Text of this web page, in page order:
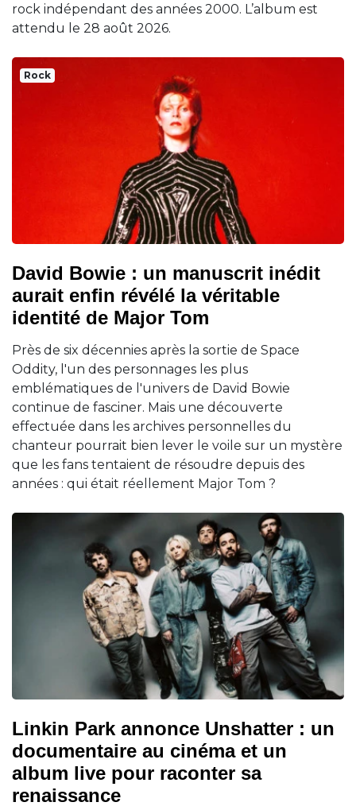
rock indépendant des années 2000. L’album est
attendu le 28 août 2026.
Rock
David Bowie : un manuscrit inédit
aurait enfin révélé la véritable
identité de Major Tom
Près de six décennies après la sortie de Space
Oddity, l'un des personnages les plus
emblématiques de l'univers de David Bowie
continue de fasciner. Mais une découverte
effectuée dans les archives personnelles du
chanteur pourrait bien lever le voile sur un mystère
que les fans tentaient de résoudre depuis des
années : qui était réellement Major Tom ?
Linkin Park annonce Unshatter : un
documentaire au cinéma et un
album live pour raconter sa
renaissance